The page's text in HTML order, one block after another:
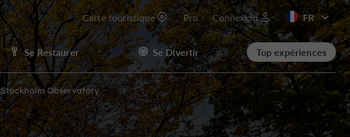
Carte touristique Pro Connexion
EN
Se Restaurer Se Divertir Top expériences
Stockholm Observatory